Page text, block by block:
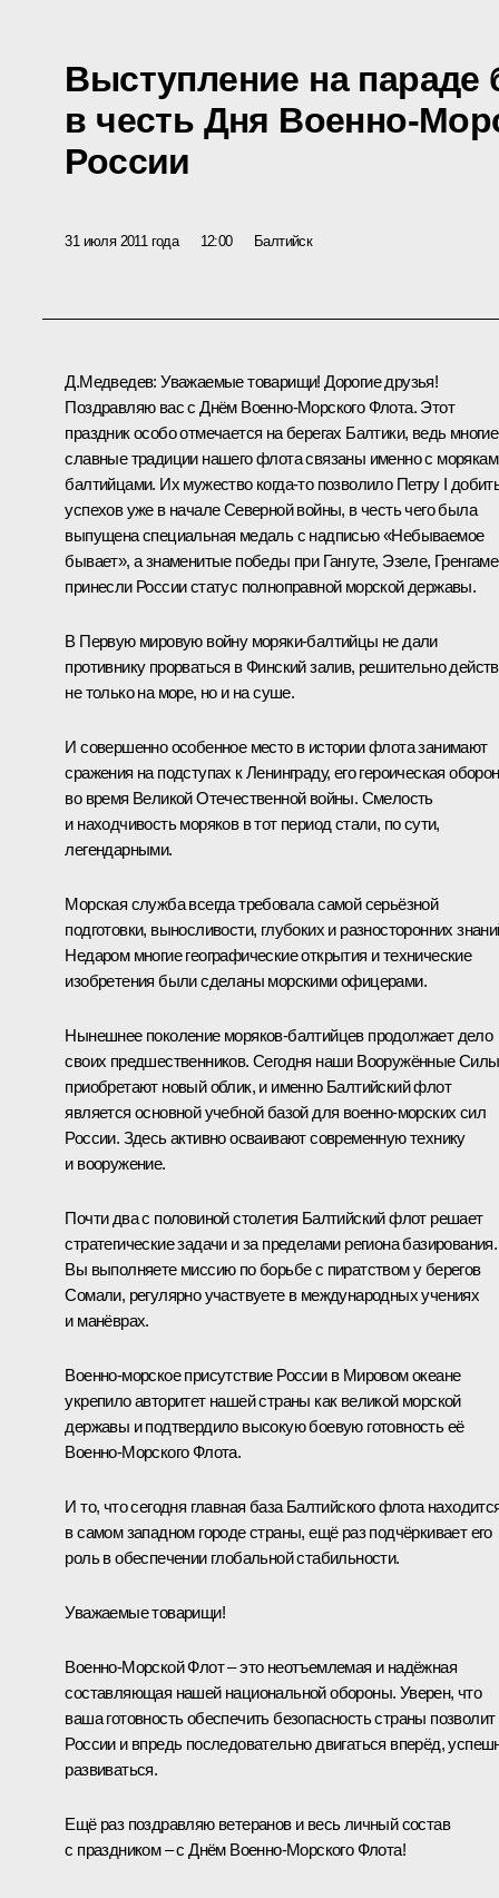
Выступление на параде
в честь Дня Военно-
России
31 июля 2011 года 12:00 Балтийск
Д.Медведев:Уважаемые товарищи! Дорогие друзья!
Поздравляю вас с Днём Военно-Морского Флота. Этот
праздник особо отмечается на берегах Балтики, ведь многие
славные традиции нашего флота связаны именно с
балтийцами. Их мужество когда‑то позволило Петру I
успехов уже в начале Северной войны, в честь чего была
выпущена специальная медаль с надписью «Небываемое
бывает», а знаменитые победы при Гангуте, Эзеле, Гренгаме
принесли России статус полноправной морской державы.
В Первую мировую войну моряки-балтийцы не дали
противнику прорваться в Финский залив, решительно
не только на море, но и на суше.
И совершенно особенное место в истории флота занимают
сражения на подступах к Ленинграду, его героическая
во время Великой Отечественной войны. Смелость
и находчивость моряков в тот период стали, по сути,
легендарными.
Морская служба всегда требовала самой серьёзной
подготовки, выносливости, глубоких и разносторонних
Недаром многие географические открытия и технические
изобретения были сделаны морскими офицерами.
Нынешнее поколение моряков-балтийцев продолжает дело
своих предшественников. Сегодня наши Вооружённые Силы
приобретают новый облик, и именно Балтийский флот
является основной учебной базой для военно-морских сил
России. Здесь активно осваивают современную технику
и вооружение.
Почти два с половиной столетия Балтийский флот решает
стратегические задачи и за пределами региона базирования.
Вы выполняете миссию по борьбе с пиратством у берегов
Сомали, регулярно участвуете в международных учениях
и манёврах.
Военно-морское присутствие России в Мировом океане
укрепило авторитет нашей страны как великой морской
державы и подтвердило высокую боевую готовность её
Военно-Морского Флота.
И то, что сегодня главная база Балтийского флота
в самом западном городе страны, ещё раз подчёркивает его
роль в обеспечении глобальной стабильности.
Уважаемые товарищи!
Военно-Морской Флот – это неотъемлемая и надёжная
составляющая нашей национальной обороны. Уверен, что
ваша готовность обеспечить безопасность страны позволит
России и впредь последовательно двигаться вперёд,
развиваться.
Ещё раз поздравляю ветеранов и весь личный состав
с праздником – с Днём Военно-Морского Флота!